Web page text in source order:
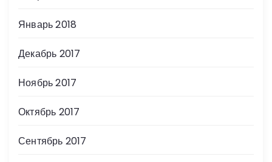
Январь 2018
Декабрь 2017
Ноябрь 2017
Октябрь 2017
Сентябрь 2017